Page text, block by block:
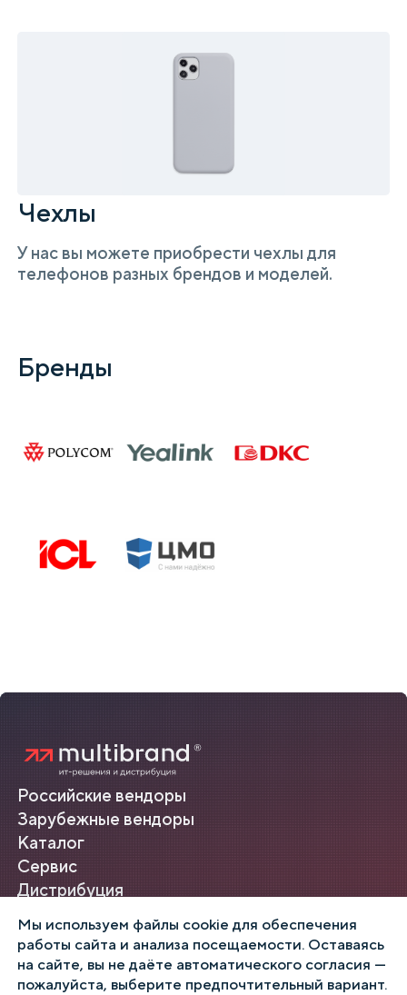
Чехлы
У нас вы можете приобрести чехлы для
телефонов разных брендов и моделей.
Бренды
Российские вендоры
Зарубежные вендоры
Каталог
Сервис
Дистрибуция
Прайс на ПК OZAT
info@multibrand.tech
+7 (495) 198-78-87
Мы используем файлы cookie для обеспечения
работы сайта и анализа посещаемости. Оставаясь
на сайте, вы не даёте автоматического согласия —
пожалуйста, выберите предпочтительный вариант.